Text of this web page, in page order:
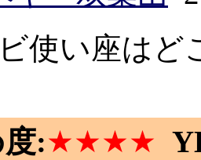
使い座はど
:★★★★